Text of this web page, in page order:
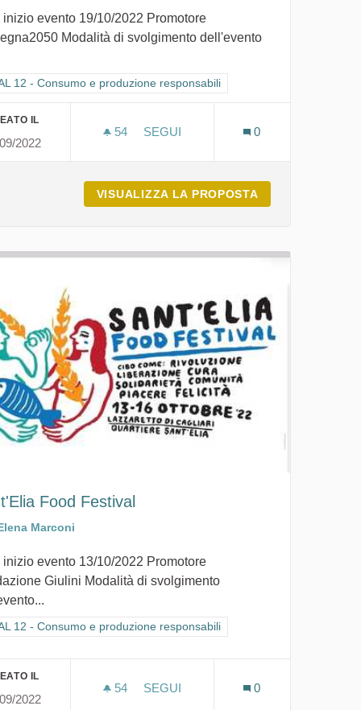
inizio evento 19/10/2022 Promotore
Modalità di svolgimento dell'evento
i risultati per categoria: GOAL 12 - Consumo e produzione
12 - Consumo e produzione responsabili
IL
2022
54 54 SOSTENITORI
SEGUI
0
VISUALIZZA LA PROPOSTA
Food Festival
Marconi
inizio evento 13/10/2022 Promotore
Giulini Modalità di svolgimento
i risultati per categoria: GOAL 12 - Consumo e produzione
12 - Consumo e produzione responsabili
IL
2022
54 54 SOSTENITORI
SEGUI
0